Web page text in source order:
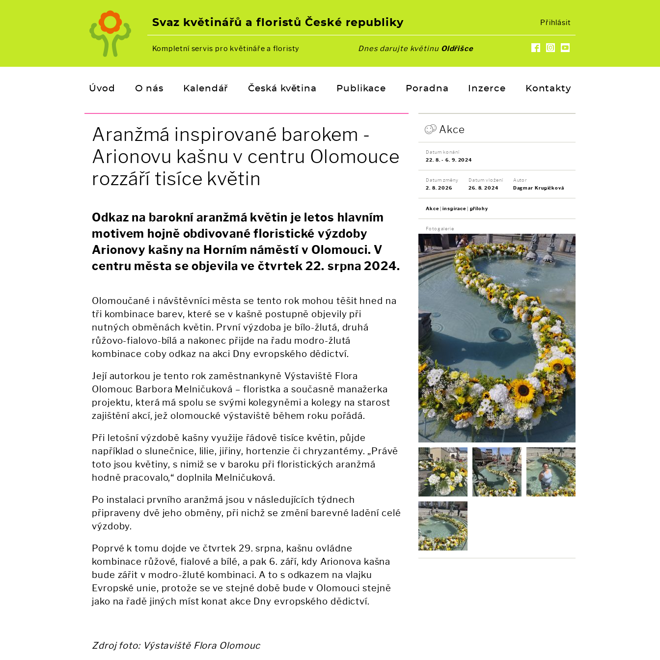
Svaz květinářů a floristů České republiky Přihlásit
Kompletní servis pro květináře a floristy Dnes darujte květinu Oldřišce
Úvod O nás Kalendář Česká květina Publikace Poradna Inzerce Kontakty
Aranžmá inspirované barokem -
Arionovu kašnu v centru Olomouce
rozzáří tisíce květin
Odkaz na barokní aranžmá květin je letos hlavním
motivem hojně obdivované floristické výzdoby
Arionovy kašny na Horním náměstí v Olomouci. V
centru města se objevila ve čtvrtek 22. srpna 2024.
Olomoučané i návštěvníci města se tento rok mohou těšit hned na
tři kombinace barev, které se v kašně postupně objevily při
nutných obměnách květin. První výzdoba je bílo-žlutá, druhá
růžovo-fialovo-bílá a nakonec přijde na řadu modro-žlutá
kombinace coby odkaz na akci Dny evropského dědictví.
Její autorkou je tento rok zaměstnankyně Výstaviště Flora
Olomouc Barbora Melničuková – floristka a současně manažerka
projektu, která má spolu se svými kolegyněmi a kolegy na starost
zajištění akcí, jež olomoucké výstaviště během roku pořádá.
Při letošní výzdobě kašny využije řádově tisíce květin, půjde
například o slunečnice, lilie, jiřiny, hortenzie či chryzantémy. „Právě
toto jsou květiny, s nimiž se v baroku při floristických aranžmá
hodně pracovalo,“ doplnila Melničuková.
Po instalaci prvního aranžmá jsou v následujících týdnech
připraveny dvě jeho obměny, při nichž se změní barevné ladění celé
výzdoby.
Poprvé k tomu dojde ve čtvrtek 29. srpna, kašnu ovládne
kombinace růžové, fialové a bílé, a pak 6. září, kdy Arionova kašna
bude zářit v modro-žluté kombinaci. A to s odkazem na vlajku
Evropské unie, protože se ve stejné době bude v Olomouci stejně
jako na řadě jiných míst konat akce Dny evropského dědictví.
Zdroj foto: Výstaviště Flora Olomouc
Akce
Datum konání
22. 8. - 6. 9. 2024
Datum změny
2. 8. 2026
Datum vložení
26. 8. 2024
Autor
Dagmar Krupičková
Akce inspirace přílohy
Fotogalerie